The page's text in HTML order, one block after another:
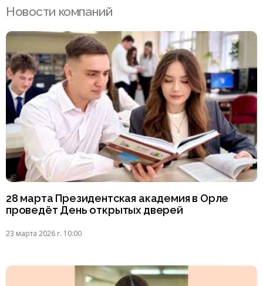
Новости компаний
28 марта Президентская академия в Орле
проведёт День открытых дверей
23 марта 2026 г. 10:00